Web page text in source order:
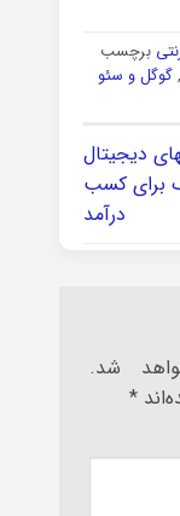
برچسب
گوگل و سئو
دیجیتال
برای کسب
درآمد
شد.
*